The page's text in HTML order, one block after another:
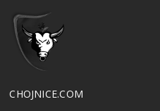
CHOJNICE.COM